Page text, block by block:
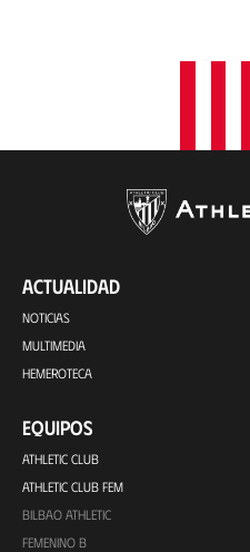
ACTUALIDAD
NOTICIAS
MULTIMEDIA
HEMEROTECA
EQUIPOS
ATHLETIC CLUB
ATHLETIC CLUB FEM
BILBAO ATHLETIC
FEMENINO B